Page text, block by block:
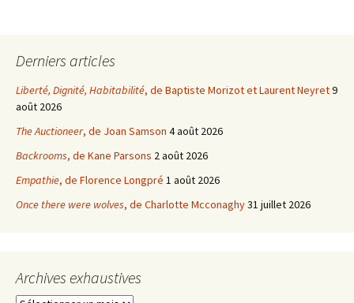
Derniers articles
Liberté, Dignité, Habitabilité, de Baptiste Morizot et Laurent Neyret9
août 2026
The Auctioneer, de Joan Samson 4 août 2026
Backrooms, de Kane Parsons 2 août 2026
Empathie, de Florence Longpré 1 août 2026
Once there were wolves, de Charlotte Mcconaghy31 juillet 2026
Archives exhaustives